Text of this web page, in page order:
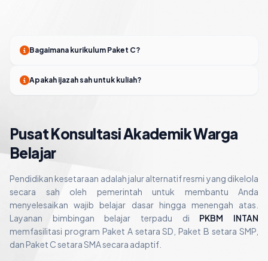
Bagaimana kurikulum Paket C?
Apakah ijazah sah untuk kuliah?
Pusat Konsultasi Akademik Warga
Belajar
Pendidikan kesetaraan adalah jalur alternatif resmi yang dikelola
secara sah oleh pemerintah untuk membantu Anda
menyelesaikan wajib belajar dasar hingga menengah atas.
Layanan bimbingan belajar terpadu di PKBM INTAN
memfasilitasi program Paket A setara SD, Paket B setara SMP,
dan Paket C setara SMA secara adaptif.